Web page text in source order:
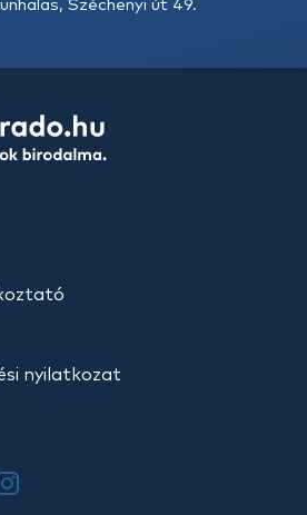
Széchenyi út 49.
nyilatkozat